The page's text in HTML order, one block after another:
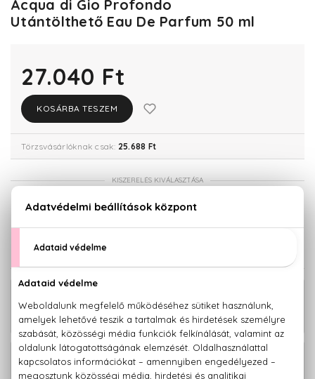
Acqua di Gio Profondo
Utántölthető Eau De Parfum 50 ml
27.040 Ft
KOSÁRBA TESZEM
Törzsvásárlóknak csak: 25.688 Ft
KISZERELÉS KIVÁLASZTÁSA
50 ml
KAPCSOLÓDÓ TERMÉKEK
Acqua di Gio Profondo Eau De
Toilette
20.900 Ft -
Acqua di Gio Profondo Parfum
29.200 Ft -